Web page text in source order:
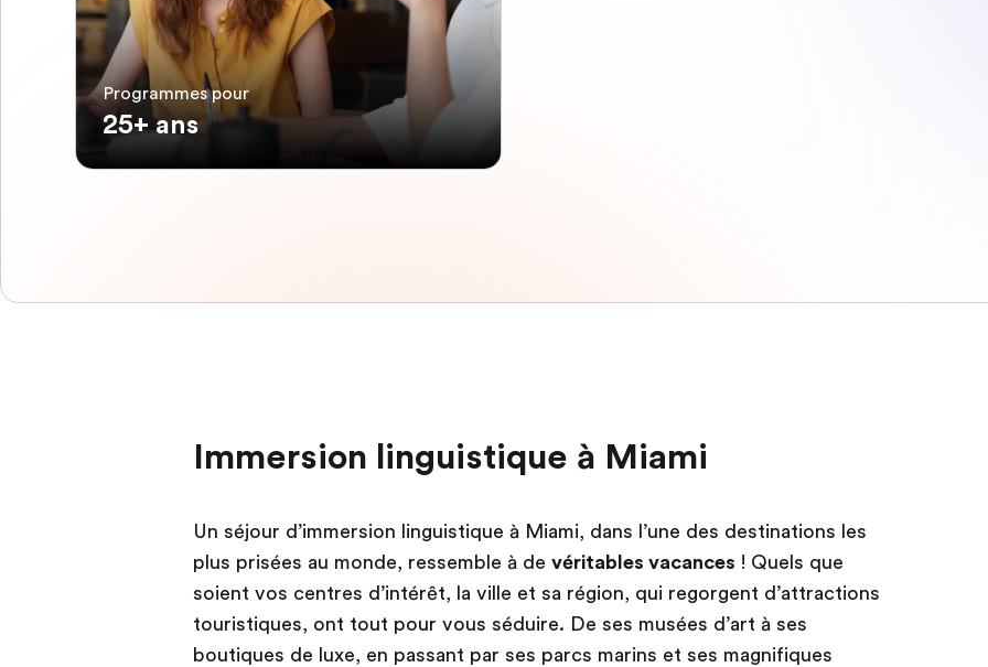
Programmes pour
25+ ans
Immersion linguistique à Miami
Un séjour d’immersion linguistique à Miami, dans l’une des destinations les
plus prisées au monde, ressemble à de véritables vacances ! Quels que
soient vos centres d’intérêt, la ville et sa région, qui regorgent d’attractions
touristiques, ont tout pour vous séduire. De ses musées d’art à ses
boutiques de luxe, en passant par ses parcs marins et ses magnifiques